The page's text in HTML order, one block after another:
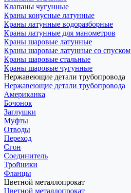
Клапаны чугунные
Краны конусные латунные
Краны латунные водоразборные
Краны латунные для манометров
Краны шаровые латунные
Краны шаровые латунные со спуском
Краны шаровые стальные
Краны шаровые чугунные
Нержавеющие детали трубопровода
Нержавеющие детали трубопровода
Американка
Бочонок
Заглушки
Муфты
Отводы
Переход
Сгон
Соединитель
Тройники
Фланцы
Цветной металлопрокат
Цветной металлопрокат